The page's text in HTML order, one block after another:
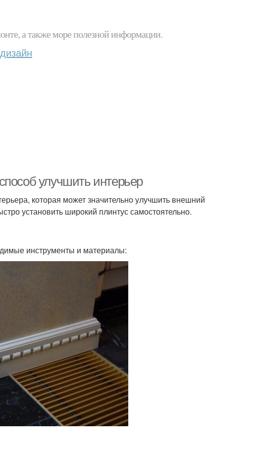
а также море полезной информации.
дизайн
улучшить интерьер
которая может значительно улучшить внешний
установить широкий плинтус самостоятельно.
инструменты и материалы: